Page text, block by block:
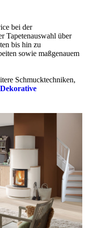
bei der
Tapetenauswahl über
bis hin zu
sowie maßgenauem
Schmucktechniken,